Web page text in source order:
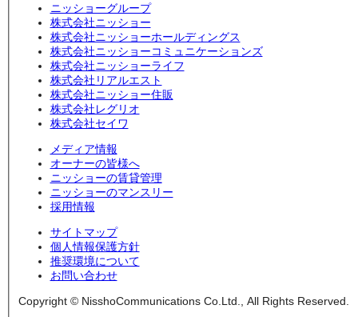
ニッショーグループ
株式会社ニッショー
株式会社ニッショーホールディングス
株式会社ニッショーコミュニケーションズ
株式会社ニッショーライフ
株式会社リアルエスト
株式会社ニッショー住販
株式会社レグリオ
株式会社セイワ
メディア情報
オーナーの皆様へ
ニッショーの賃貸管理
ニッショーのマンスリー
採用情報
サイトマップ
個人情報保護方針
推奨環境について
お問い合わせ
Copyright © NisshoCommunications Co.Ltd., All Rights Reserved.